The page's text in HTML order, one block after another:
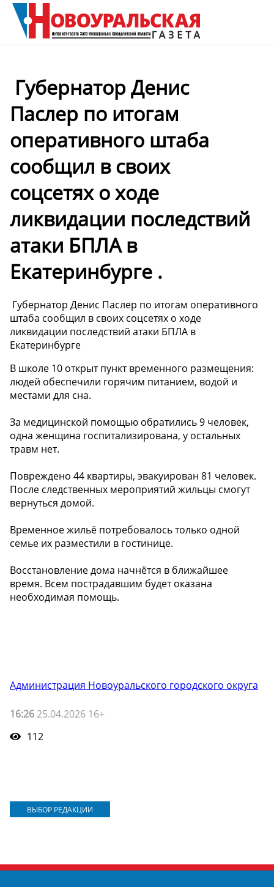
️ Губернатор Денис
Паслер по итогам
оперативного штаба
сообщил в своих
соцсетях о ходе
ликвидации последствий
атаки БПЛА в
Екатеринбурге .
️ Губернатор Денис Паслер по итогам оперативного
штаба сообщил в своих соцсетях о ходе
ликвидации последствий атаки БПЛА в
Екатеринбурге
В школе 10 открыт пункт временного размещения:
людей обеспечили горячим питанием, водой и
местами для сна.
За медицинской помощью обратились 9 человек,
одна женщина госпитализирована, у остальных
травм нет.
Повреждено 44 квартиры, эвакуирован 81 человек.
После следственных мероприятий жильцы смогут
вернуться домой.
Временное жильё потребовалось только одной
семье их разместили в гостинице.
Восстановление дома начнётся в ближайшее
время. Всем пострадавшим будет оказана
необходимая помощь.
Администрация Новоуральского городского округа
16:26 25.04.2026 16+
112
ВЫБОР РЕДАКЦИИ